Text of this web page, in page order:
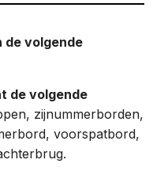
de volgende
de volgende
zijnummerborden,
voorspatbord,